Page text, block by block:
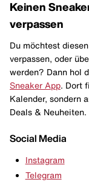
Keinen
verpassen
Du möchtest diesen
verpassen, oder
werden? Dann hol
Sneaker App. Dort
Kalender, sondern
Deals &
Social Media
Instagram
Telegram